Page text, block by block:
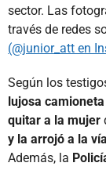
sector. Las
través de redes
(@junior_att en
Según los
lujosa camioneta
quitar a la mujer
y la arrojó a la vía
Además, la